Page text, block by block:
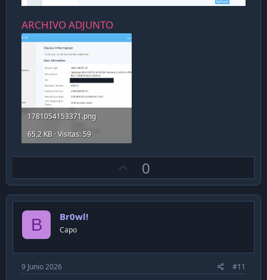
ARCHIVO ADJUNTO
1781054153371.png
65,2 KB · Visitas: 59
p
v
0
B Br0wl!
Capo
9 Junio 2026 #11